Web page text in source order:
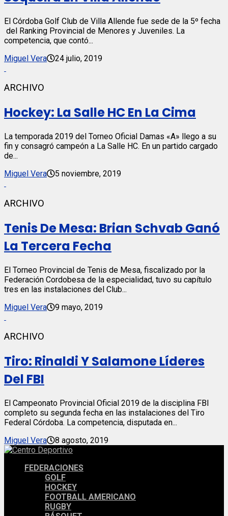
El Córdoba Golf Club de Villa Allende fue sede de la 5º fecha
del Ranking Provincial de Menores y Juveniles. La
competencia, que contó...
Miguel Vera
24 julio, 2019
ARCHIVO
Hockey: La Salle HC En La Cima
La temporada 2019 del Torneo Oficial Damas «A» llego a su
fin y consagró campeón a La Salle HC. En un partido cargado
de...
Miguel Vera
5 noviembre, 2019
ARCHIVO
Tenis De Mesa: Brian Schvab Ganó
La Tercera Fecha
El Torneo Provincial de Tenis de Mesa, fiscalizado por la
Federación Cordobesa de la especialidad, tuvo su capítulo
tres en las instalaciones del Club...
Miguel Vera
9 mayo, 2019
ARCHIVO
Tiro: Rinaldi Y Salamone Líderes
Del FBI
El Campeonato Provincial Oficial 2019 de la disciplina FBI
completo su segunda fecha en las instalaciones del Tiro
Federal Córdoba. La competencia, disputada en...
Miguel Vera
8 agosto, 2019
FEDERACIONES
GOLF
HOCKEY
FOOTBALL AMERICANO
RUGBY